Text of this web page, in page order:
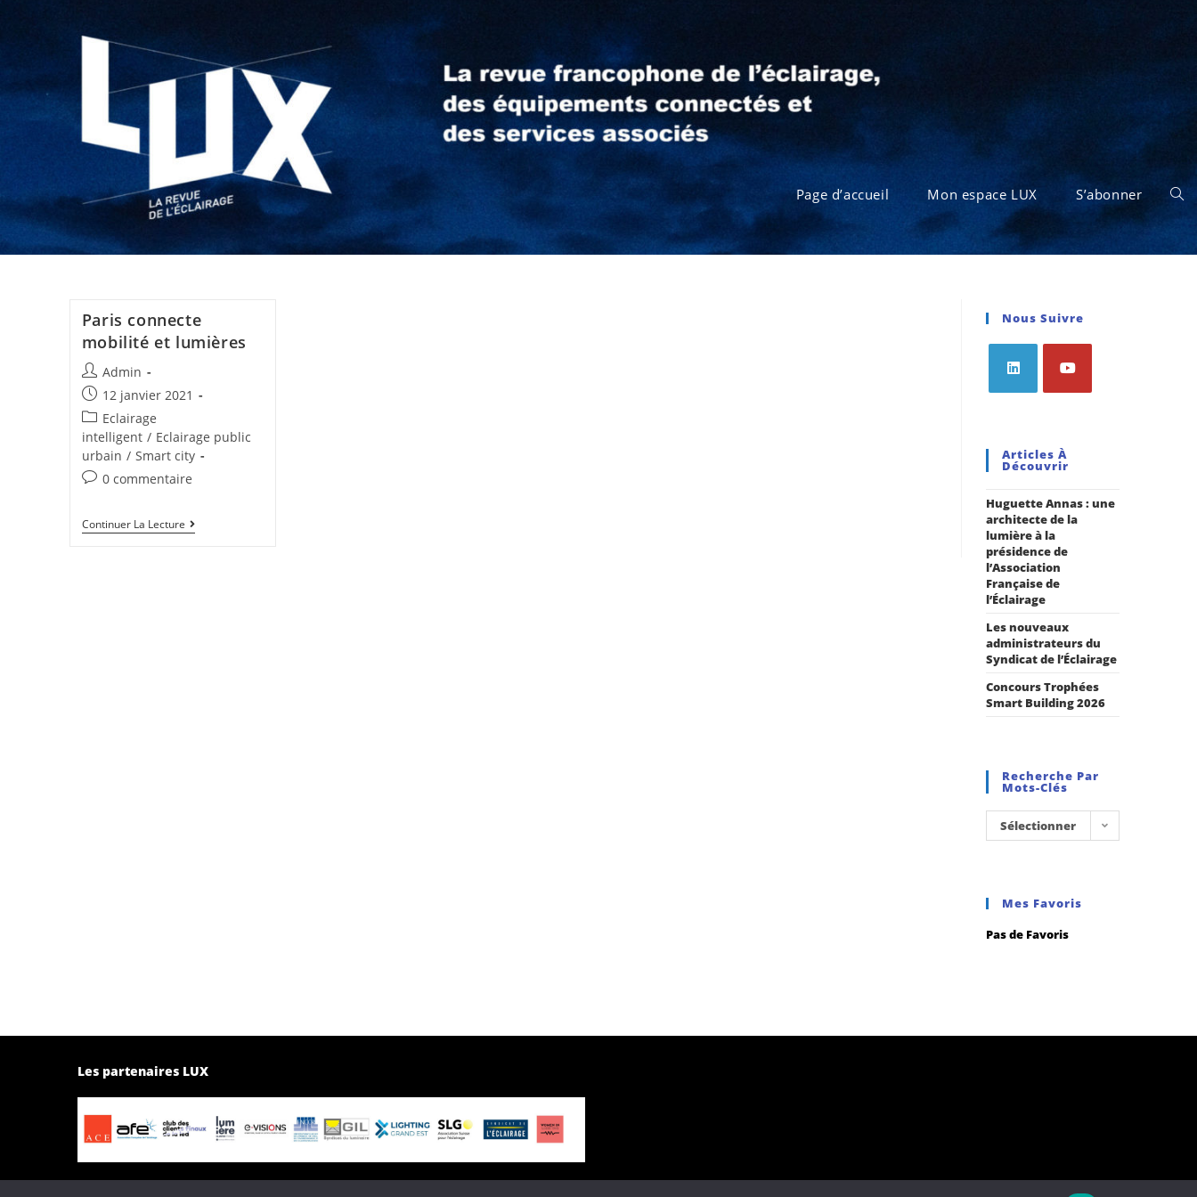
Page d’accueil Mon espace LUX S’abonner
Paris connecte
mobilité et lumières
Admin
12 janvier 2021
Eclairage
intelligent / Eclairage public
urbain / Smart city
0 commentaire
Continuer La Lecture
Nous Suivre
Articles À
Découvrir
Huguette Annas : une
architecte de la
lumière à la
présidence de
l’Association
Française de
l’Éclairage
Les nouveaux
administrateurs du
Syndicat de l’Éclairage
Concours Trophées
Smart Building 2026
Recherche Par
Mots-Clés
Sélectionner
Mes Favoris
Pas de Favoris
Les partenaires LUX